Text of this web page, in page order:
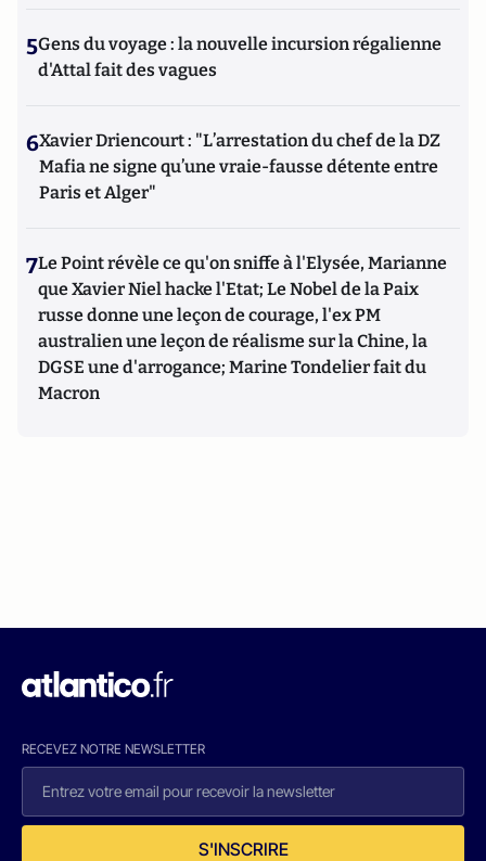
5Gens du voyage : la nouvelle incursion régalienne
d'Attal fait des vagues
6Xavier Driencourt : "L’arrestation du chef de la DZ
Mafia ne signe qu’une vraie-fausse détente entre
Paris et Alger"
7Le Point révèle ce qu'on sniffe à l'Elysée, Marianne
que Xavier Niel hacke l'Etat; Le Nobel de la Paix
russe donne une leçon de courage, l'ex PM
australien une leçon de réalisme sur la Chine, la
DGSE une d'arrogance; Marine Tondelier fait du
Macron
RECEVEZ NOTRE NEWSLETTER
S'INSCRIRE